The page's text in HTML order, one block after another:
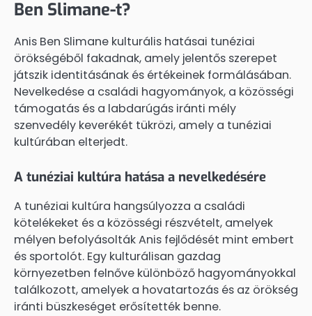
Ben Slimane-t?
Anis Ben Slimane kulturális hatásai tunéziai
örökségéből fakadnak, amely jelentős szerepet
játszik identitásának és értékeinek formálásában.
Nevelkedése a családi hagyományok, a közösségi
támogatás és a labdarúgás iránti mély
szenvedély keverékét tükrözi, amely a tunéziai
kultúrában elterjedt.
A tunéziai kultúra hatása a nevelkedésére
A tunéziai kultúra hangsúlyozza a családi
kötelékeket és a közösségi részvételt, amelyek
mélyen befolyásolták Anis fejlődését mint embert
és sportolót. Egy kulturálisan gazdag
környezetben felnőve különböző hagyományokkal
találkozott, amelyek a hovatartozás és az örökség
iránti büszkeséget erősítették benne.